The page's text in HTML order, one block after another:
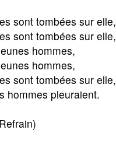
sont tombées sur elle,
sont tombées sur elle,
hommes,
hommes,
sont tombées sur elle,
hommes pleuraient.